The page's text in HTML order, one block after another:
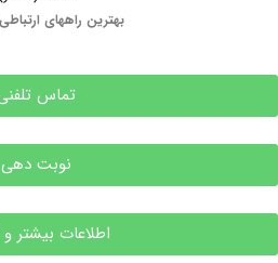
بهترین راههای ارتباطی این دکتر
تماس تلفنی
نوبت دهی
اطلاعات بیشتر و آدرس